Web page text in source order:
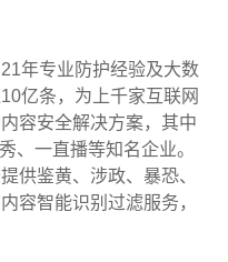
年专业防护经验及大数
亿条，为上千家互联网
容安全解决方案，其中
、一直播等知名企业。
供鉴黄、涉政、暴恐、
容智能识别过滤服务，